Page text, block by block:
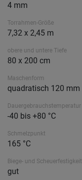
4 mm
Torrahmen-Größe
7,32 x 2,45 m
obere und untere Tiefe
80 x 200 cm
Maschenform
quadratisch 120 mm
Dauergebrauchstemperatur
-40 bis +80 °C
Schmelzpunkt
165 °C
Biege- und Scheuerfestigkeit
gut